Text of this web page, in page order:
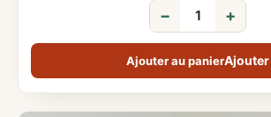
− +
Ajouter au panier